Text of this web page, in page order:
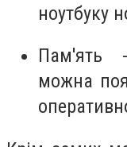
ноутбуку
Пам'ять -
можна